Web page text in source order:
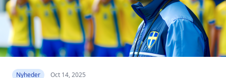
Nyheder Oct 14, 2025